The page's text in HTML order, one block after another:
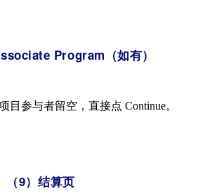
Program（如有）
参与者留空，直接点 Continue。
（9）结算页